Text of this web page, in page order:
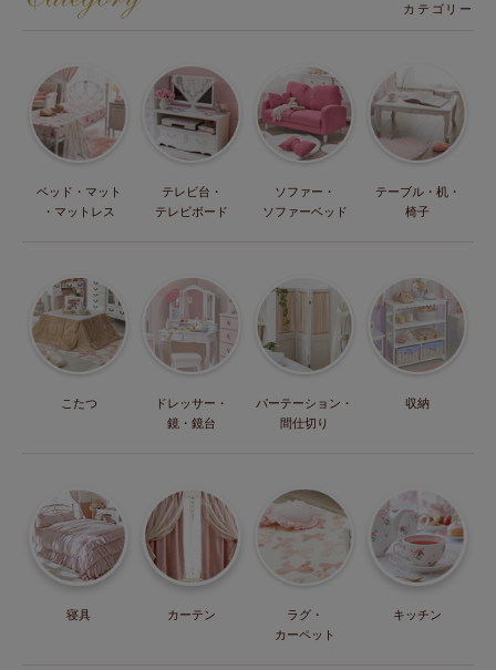
カテゴリー
ベッド・マット
・マットレス
テレビ台・
テレビボード
ソファー・
ソファーベッド
テーブル・机・
椅子
こたつ
ドレッサー・
鏡・鏡台
パーテーション・
間仕切り
収納
寝具 カーテン
ラグ・
カーペット
キッチン